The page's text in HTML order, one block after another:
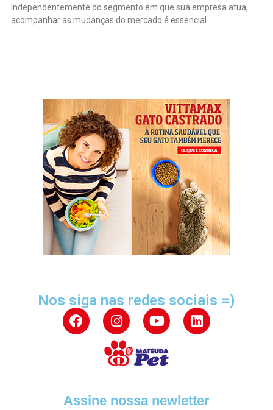
Independentemente do segmento em que sua empresa atua,
acompanhar as mudanças do mercado é essencial
Nos siga nas redes sociais =)
Assine nossa newletter